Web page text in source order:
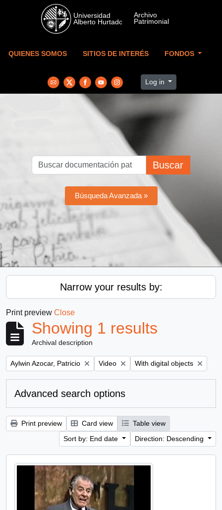
Skip to main content
QUIENES SOMOS SITIOS DE INTERÉS FONDOS
Log in
Buscar
Búsqueda Avanzada »
Narrow your results by:
Print preview Close
Showing 1 results
Archival description
Remove filter:
Aylwin Azocar, Patricio Remove filter:
Video Remove filter:
With digital objects
Advanced search options
Print preview Card view
Table view
Sort by: End date
Direction: Descending